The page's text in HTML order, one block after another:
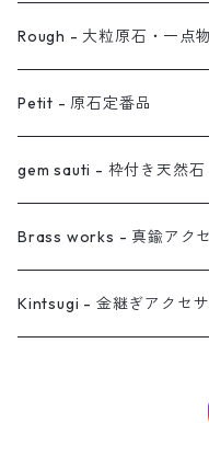
ノンホールピアス
オーダー用ページ
真鍮イヤーカフ
ヘアアクセサリー
リング
ネックレス
ピアス
イヤーカフ
バングル
Rough - 大粒原石・一点物
ピアス
リング
ネックレス
イヤーカフ
Petit - 原石定番品
ピアス
リング
ネックレス
gem sauti - 枠付き天然石
ピアス
ネックレス
Brass works - 真鍮アク
リング
Kintsugi - 金継ぎアクセ